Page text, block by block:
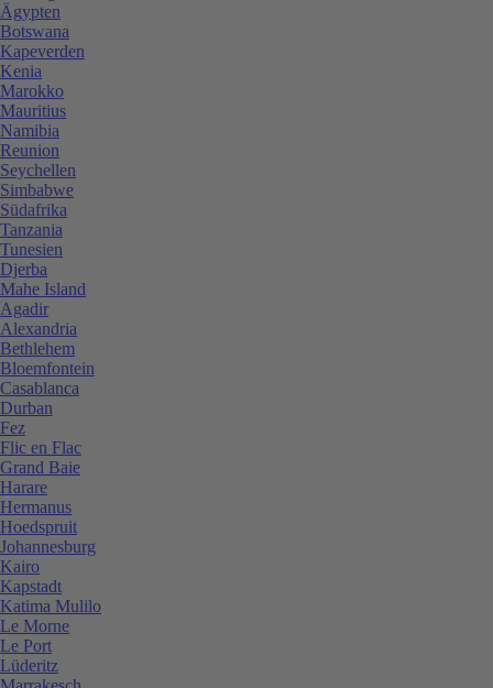
Ägypten
Botswana
Kapeverden
Kenia
Marokko
Mauritius
Namibia
Reunion
Seychellen
Simbabwe
Südafrika
Tanzania
Tunesien
Djerba
Mahe Island
Agadir
Alexandria
Bethlehem
Bloemfontein
Casablanca
Durban
Fez
Flic en Flac
Grand Baie
Harare
Hermanus
Hoedspruit
Johannesburg
Kairo
Kapstadt
Katima Mulilo
Le Morne
Le Port
Lüderitz